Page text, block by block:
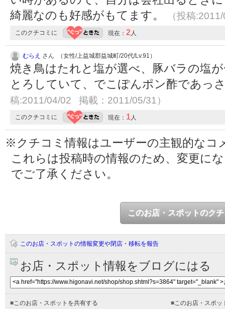
綺麗なのも好感がもてます。
（投稿
このクチコミに 現在： 2 人
むらえ さん （女性/上益城郡益城町/20代/Lv.91）
焼き鳥はたれと塩が選べ、豚バラの塩
とろしていて、でこぽんポン酢であっ
稿:2011/04/02 掲載：2011/05/31）
このクチコミに 現在： 1 人
※クチコミ情報はユーザーの主観的なコ
これらは投稿時の情報のため、変更に
でご了承ください。
このお店・スポットのク
このお店・スポットの情報変更や閉店・移転を報告
お店・スポット情報をブログにはる
■ このお店・スポットを共有する ■ このお店・スポ